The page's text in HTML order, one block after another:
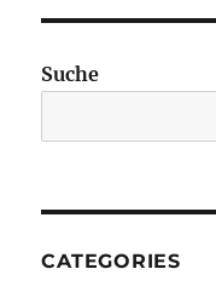
Suche
CATEGORIES